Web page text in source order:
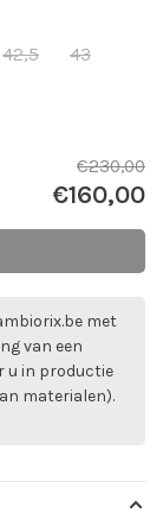
42,5
43
€230,00
€160,00
met
van een
u in productie
materialen).